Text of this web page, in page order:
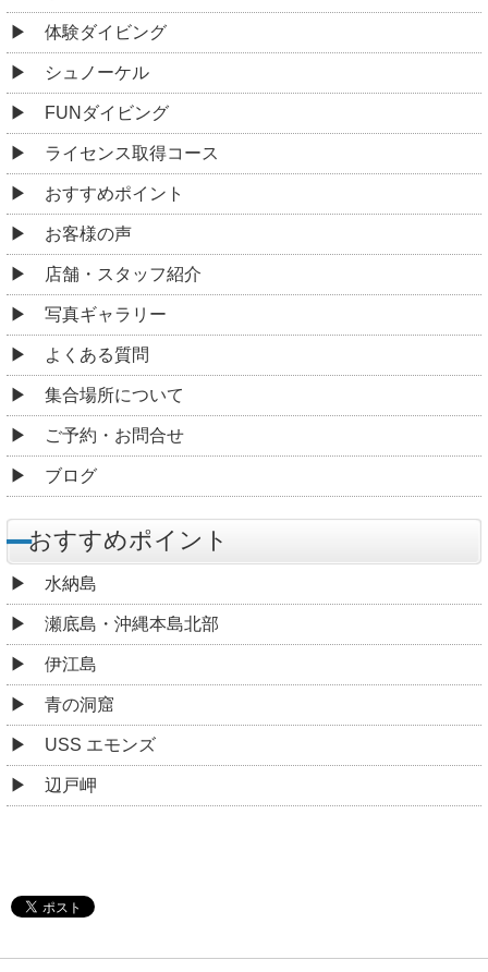
体験ダイビング
シュノーケル
FUNダイビング
ライセンス取得コース
おすすめポイント
お客様の声
店舗・スタッフ紹介
写真ギャラリー
よくある質問
集合場所について
ご予約・お問合せ
ブログ
おすすめポイント
水納島
瀬底島・沖縄本島北部
伊江島
青の洞窟
USS エモンズ
辺戸岬